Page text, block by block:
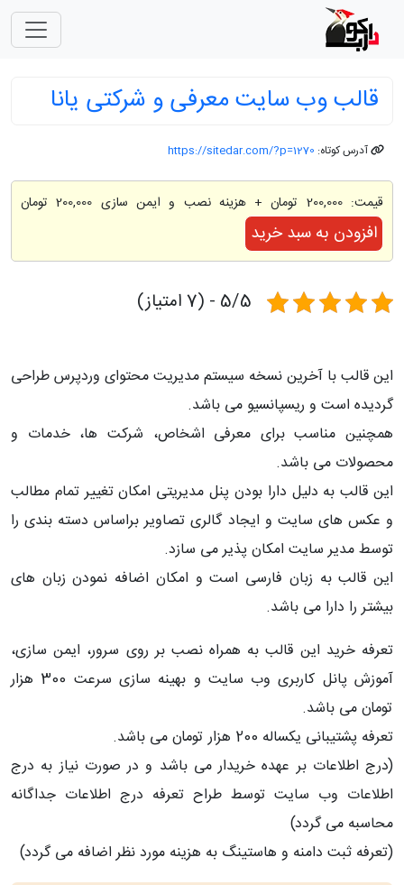
قالب وب سایت معرفی و شرکتی یانا
آدرس کوتاه: https://sitedar.com/?p=1270
قیمت:200,000 تومان + هزینه نصب و ایمن سازی 200,000 تومان
افزودن به سبد خرید
5/5 - (7 امتیاز)
این قالب با آخرین نسخه سیستم مدیریت محتوای وردپرس طراحی
گردیده است و ریسپانسیو می باشد.
همچنین مناسب برای معرفی اشخاص، شرکت ها، خدمات و
محصولات می باشد.
این قالب به دلیل دارا بودن پنل مدیریتی امکان تغییر تمام مطالب
و عکس های سایت و ایجاد گالری تصاویر براساس دسته بندی را
توسط مدیر سایت امکان پذیر می سازد.
این قالب به زبان فارسی است و امکان اضافه نمودن زبان های
بیشتر را دارا می باشد.
تعرفه خرید این قالب به همراه نصب بر روی سرور، ایمن سازی،
آموزش پانل کاربری وب سایت و بهینه سازی سرعت 300 هزار
تومان می باشد.
تعرفه پشتیبانی یکساله 200 هزار تومان می باشد.
(درج اطلاعات بر عهده خریدار می باشد و در صورت نیاز به درج
اطلاعات وب سایت توسط طراح تعرفه درج اطلاعات جداگانه
محاسبه می گردد)
(تعرفه ثبت دامنه و هاستینگ به هزینه مورد نظر اضافه می گردد)